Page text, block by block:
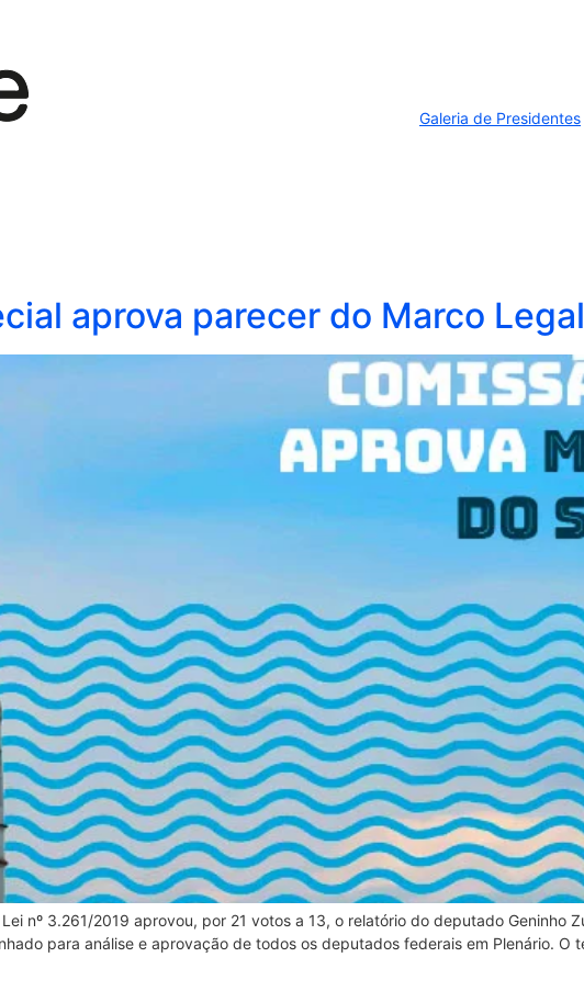
Galeria de Presidentes
aprova parecer do Marco
nº 3.261/2019 aprovou, por 21 votos a 13, o relatório do deputado Geninho
para análise e aprovação de todos os deputados federais em Plenário.